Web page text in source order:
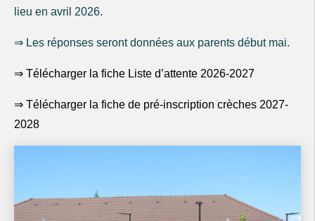
lieu en avril 2026.
⇒ Les réponses seront données aux parents début mai.
⇒ Télécharger la fiche Liste d’attente 2026-2027
⇒ Télécharger la fiche de pré-inscription crèches 2027-
2028